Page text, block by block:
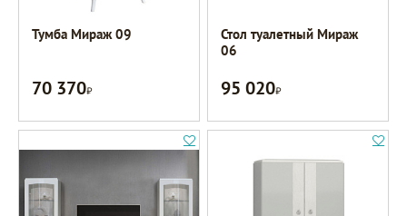
Тумба Мираж 09
70 370Р
Стол туалетный Мираж
06
95 020Р